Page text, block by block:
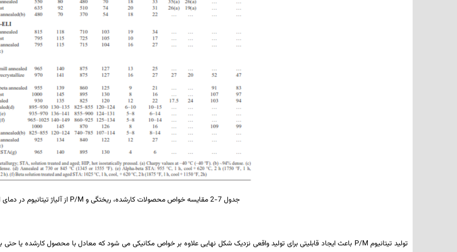
جدول 7-2 مقایسه خواص محصولات کارشده، ریختگی و P/M از آلیاژ تیتانیوم در
تولید تیتانیوم P/M باعث ایجاد قابلیتی برای تولید واقعی نزدیک شکل نهایی علاوه بر خواص مکانیکی­ می­ شود که معادل با محصول کارشده یا حتی